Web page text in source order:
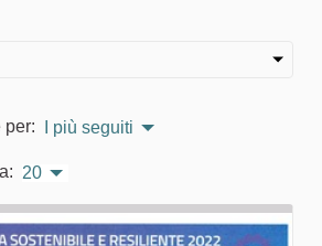
per: I più seguiti
20